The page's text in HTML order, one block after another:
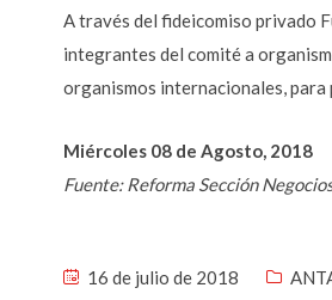
A través del fideicomiso privado
integrantes del comité a
organismos internacionales,
Miércoles 08 de Agosto, 2018
Fuente: Reforma Sección
16 de julio de 2018